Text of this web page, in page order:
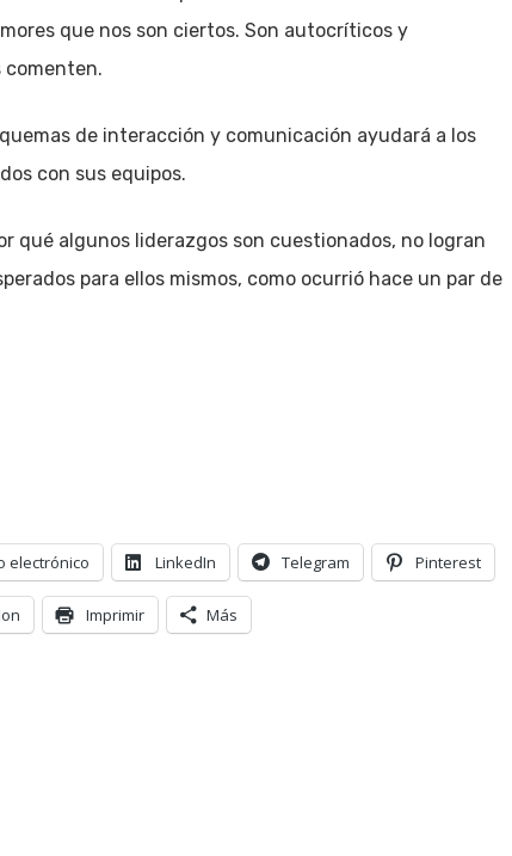
que nos son ciertos. Son autocríticos y
comenten.
de interacción y comunicación ayudará a los
con sus equipos.
qué algunos liderazgos son cuestionados, no logran
para ellos mismos, como ocurrió hace un par de
electrónico LinkedIn Telegram Pinterest
Imprimir Más